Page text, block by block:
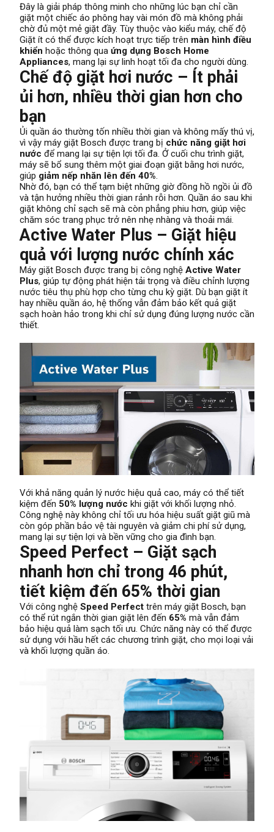
Đây là giải pháp thông minh cho những lúc bạn chỉ cần
giặt một chiếc áo phông hay vài món đồ mà không phải
chờ đủ một mẻ giặt đầy. Tùy thuộc vào kiểu máy, chế độ
Giặt ít có thể được kích hoạt trực tiếp trên màn hình điều
khiển hoặc thông qua ứng dụng Bosch Home
Appliances, mang lại sự linh hoạt tối đa cho người dùng.
Chế độ giặt hơi nước – Ít phải
ủi hơn, nhiều thời gian hơn cho
bạn
Ủi quần áo thường tốn nhiều thời gian và không mấy thú vị,
vì vậy máy giặt Bosch được trang bị chức năng giặt hơi
nước để mang lại sự tiện lợi tối đa. Ở cuối chu trình giặt,
máy sẽ bổ sung thêm một giai đoạn giặt bằng hơi nước,
giúp giảm nếp nhăn lên đến 40%
Nhờ đó, bạn có thể tạm biệt những giờ đồng hồ ngồi ủi đồ
và tận hưởng nhiều thời gian rảnh rỗi hơn. Quần áo sau khi
giặt không chỉ sạch sẽ mà còn phẳng phiu hơn, giúp việc
chăm sóc trang phục trở nên nhẹ nhàng và thoải mái.
Active Water Plus – Giặt hiệu
quả với lượng nước chính xác
Máy giặt Bosch được trang bị công nghệ Active Water
Plus, giúp tự động phát hiện tải trọng và điều chỉnh lượng
nước tiêu thụ phù hợp cho từng chu kỳ giặt. Dù bạn giặt ít
hay nhiều quần áo, hệ thống vẫn đảm bảo kết quả giặt
sạch hoàn hảo trong khi chỉ sử dụng đúng lượng nước cần
thiết.
Với khả năng quản lý nước hiệu quả cao, máy có thể tiết
kiệm đến 50% lượng nước khi giặt với khối lượng nhỏ.
Công nghệ này không chỉ tối ưu hóa hiệu suất giặt giũ mà
còn góp phần bảo vệ tài nguyên và giảm chi phí sử dụng,
mang lại sự tiện lợi và bền vững cho gia đình bạn.
Speed Perfect – Giặt sạch
nhanh hơn chỉ trong 46 phút,
tiết kiệm đến 65% thời gian
Với công nghệ Speed Perfect trên máy giặt Bosch, bạn
có thể rút ngắn thời gian giặt lên đến 65% mà vẫn đảm
bảo hiệu quả làm sạch tối ưu. Chức năng này có thể được
sử dụng với hầu hết các chương trình giặt, cho mọi loại vải
và khối lượng quần áo.